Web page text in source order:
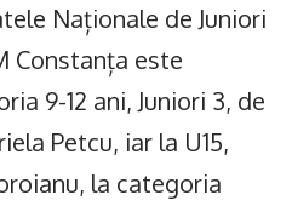
Naționale de Juniori
Constanța este
9-12 ani, Juniori 3, de
Petcu, iar la U15,
la categoria